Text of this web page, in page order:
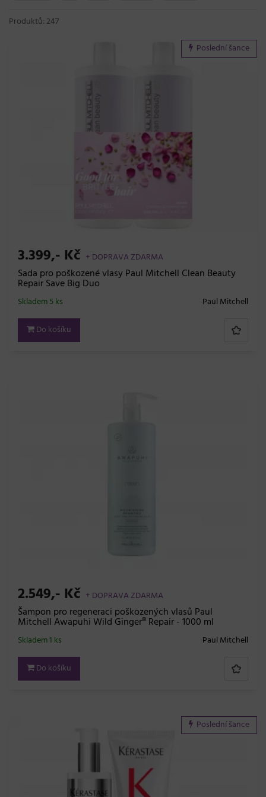
Produktů: 247
Poslední šance
3.399,- Kč + DOPRAVA ZDARMA
Sada pro poškozené vlasy Paul Mitchell Clean Beauty
Repair Save Big Duo
Paul Mitchell
Skladem 5 ks
Do košíku
2.549,- Kč + DOPRAVA ZDARMA
Šampon pro regeneraci poškozených vlasů Paul
Mitchell Awapuhi Wild Ginger® Repair - 1000 ml
Paul Mitchell
Skladem 1 ks
Do košíku
Poslední šance